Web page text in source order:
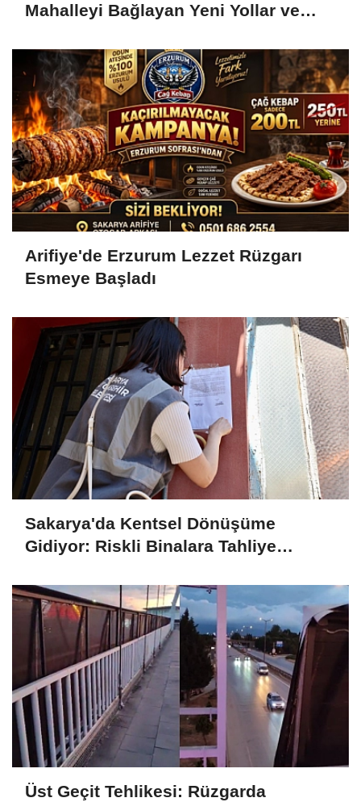
Mahalleyi Bağlayan Yeni Yollar ve
Arifiye'de Erzurum Lezzet Rüzgarı
Esmeye Başladı
Sakarya'da Kentsel Dönüşüme
Gidiyor: Riskli Binalara Tahliye
Üst Geçit Tehlikesi: Rüzgarda